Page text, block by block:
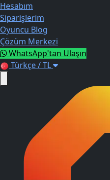
Hesabım
Siparişlerim
Oyuncu Blog
Çözüm Merkezi
WhatsApp'tan Ulaşın
Türkçe / TL